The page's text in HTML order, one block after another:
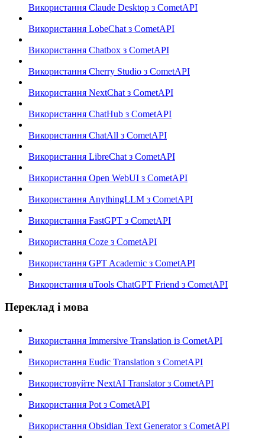
Використання Claude Desktop з CometAPI
Використання LobeChat з CometAPI
Використання Chatbox з CometAPI
Використання Cherry Studio з CometAPI
Використання NextChat з CometAPI
Використання ChatHub з CometAPI
Використання ChatAll з CometAPI
Використання LibreChat з CometAPI
Використання Open WebUI з CometAPI
Використання AnythingLLM з CometAPI
Використання FastGPT з CometAPI
Використання Coze з CometAPI
Використання GPT Academic з CometAPI
Використання uTools ChatGPT Friend з CometAPI
Переклад і мова
Використання Immersive Translation із CometAPI
Використання Eudic Translation з CometAPI
Використовуйте NextAI Translator з CometAPI
Використання Pot з CometAPI
Використання Obsidian Text Generator з CometAPI